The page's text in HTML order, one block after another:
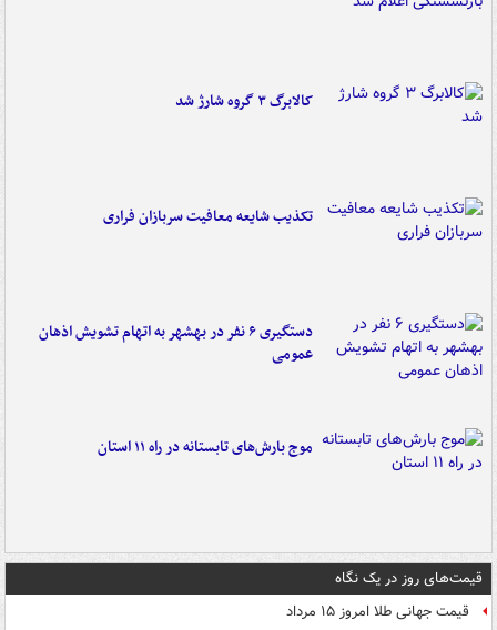
کالابرگ ۳ گروه شارژ شد
تکذیب شایعه معافیت سربازان فراری
دستگیری ۶ نفر در بهشهر به اتهام تشویش اذهان
عمومی
موج بارش‌های تابستانه در راه ۱۱ استان
قیمت‌های روز در یک نگاه
قیمت جهانی طلا امروز ۱۵ مرداد